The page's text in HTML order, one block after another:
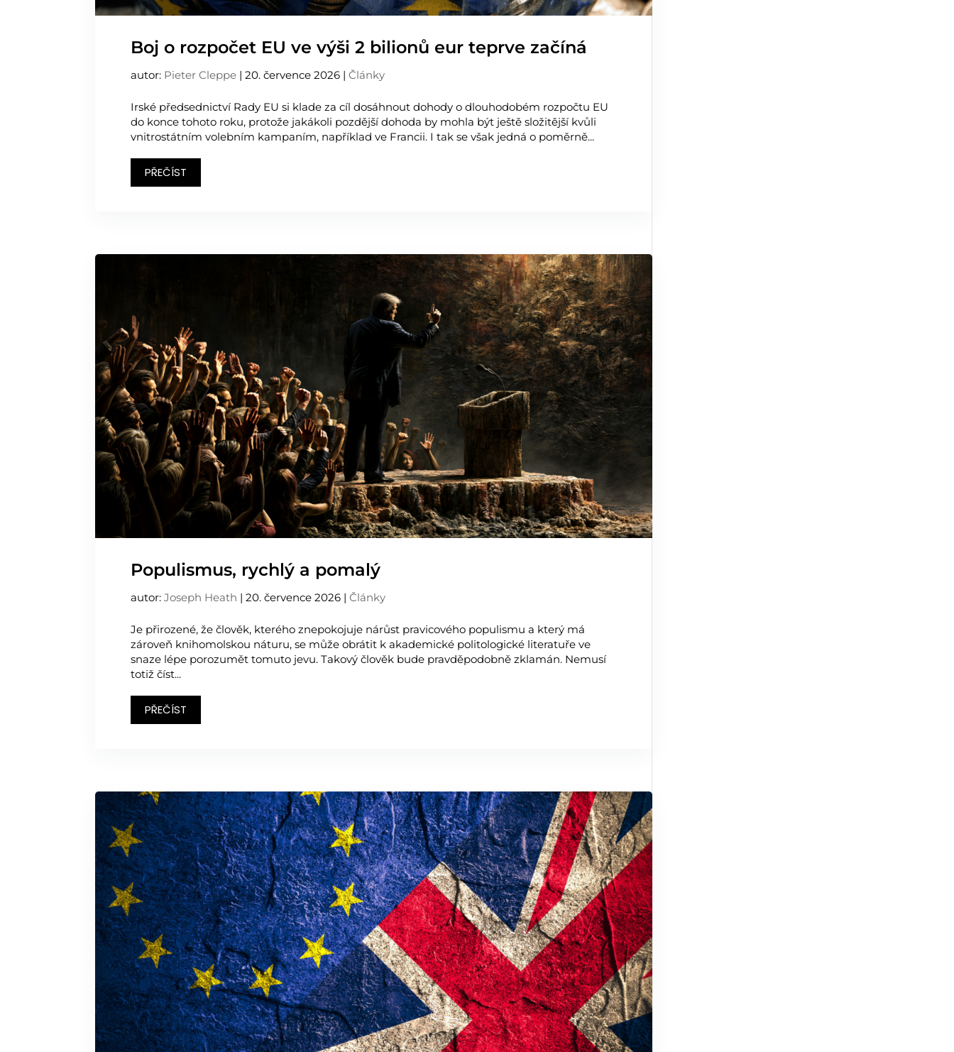
Boj o rozpočet EU ve výši 2 bilionů eur teprve začíná
autor: Pieter Cleppe |20. července 2026 |Články
Irské předsednictví Rady EU si klade za cíl dosáhnout dohody o dlouhodobém rozpočtu EU
do konce tohoto roku, protože jakákoli pozdější dohoda by mohla být ještě složitější kvůli
vnitrostátním volebním kampaním, například ve Francii. I tak se však jedná o poměrně...
PŘEČÍST
Populismus, rychlý a pomalý
autor:Joseph Heath |20. července 2026 |Články
Je přirozené, že člověk, kterého znepokojuje nárůst pravicového populismu a který má
zároveň knihomolskou náturu, se může obrátit k akademické politologické literatuře ve
snaze lépe porozumět tomuto jevu. Takový člověk bude pravděpodobně zklamán. Nemusí
totiž číst...
PŘEČÍST